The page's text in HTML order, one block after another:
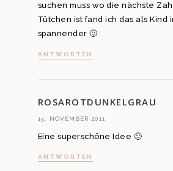
suchen muss wo die nächste
Tütchen ist fand ich das als Kind
spannender 🙂
ANTWORTEN
ROSAROTDUNKELGRAU
15. NOVEMBER 2011
Eine superschöne Idee 🙂
ANTWORTEN